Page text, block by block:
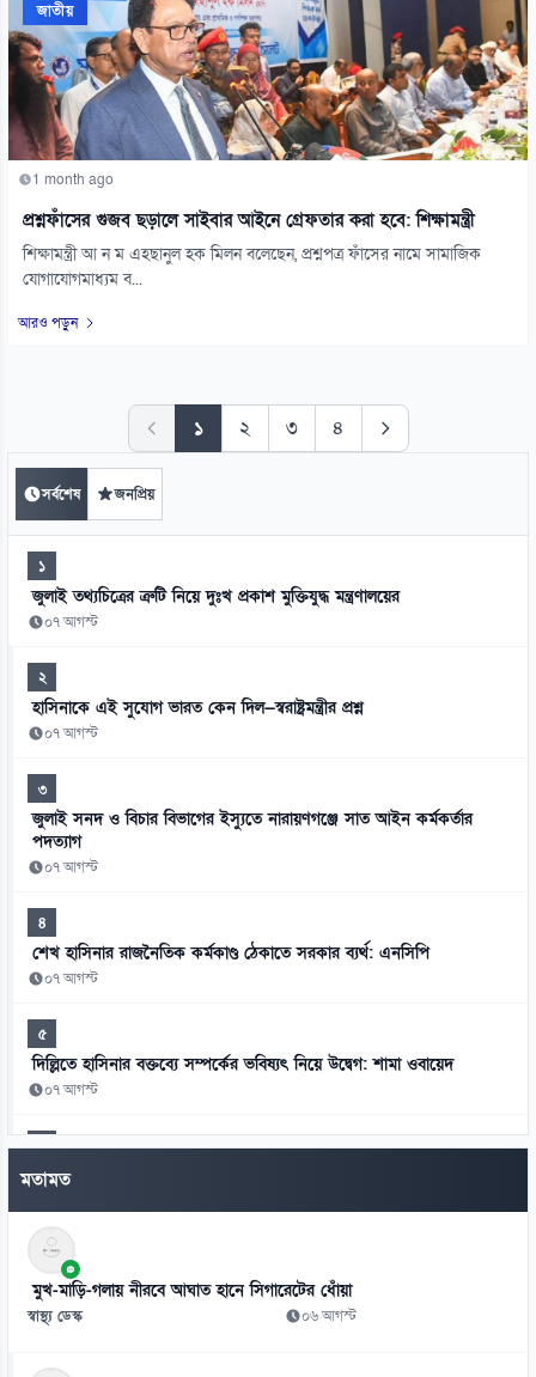
জাতীয়
1 month ago
প্রশ্নফাঁসের গুজব ছড়ালে সাইবার আইনে গ্রেফতার করা হবে: শিক্ষামন্ত্রী
শিক্ষামন্ত্রী আ ন ম এহছানুল হক মিলন বলেছেন, প্রশ্নপত্র ফাঁসের নামে সামাজিক
যোগাযোগমাধ্যম ব...
আরও পড়ুন
১ ২ ৩ ৪
সর্বশেষ জনপ্রিয়
১
জুলাই তথ্যচিত্রের ত্রুটি নিয়ে দুঃখ প্রকাশ মুক্তিযুদ্ধ মন্ত্রণালয়ের
০৭ আগস্ট
২
হাসিনাকে এই সুযোগ ভারত কেন দিল—স্বরাষ্ট্রমন্ত্রীর প্রশ্ন
০৭ আগস্ট
৩
জুলাই সনদ ও বিচার বিভাগের ইস্যুতে নারায়ণগঞ্জে সাত আইন কর্মকর্তার
পদত্যাগ
০৭ আগস্ট
৪
শেখ হাসিনার রাজনৈতিক কর্মকাণ্ড ঠেকাতে সরকার ব্যর্থ: এনসিপি
০৭ আগস্ট
৫
দিল্লিতে হাসিনার বক্তব্যে সম্পর্কের ভবিষ্যৎ নিয়ে উদ্বেগ: শামা ওবায়েদ
০৭ আগস্ট
৬
মানবতাবিরোধী অপরাধের খসড়া তদন্তে জাফর ইকবালসহ চারজনের নাম
৭
চার বিভাগ ও মন্ত্রণালয়ে নতুন সচিব নিয়োগ ও পদায়ন
০৬ আগস্ট
৮
মতামত
মুখ-মাড়ি-গলায় নীরবে আঘাত হানে সিগারেটের ধোঁয়া
স্বাস্থ্য ডেস্ক ০৬ আগস্ট